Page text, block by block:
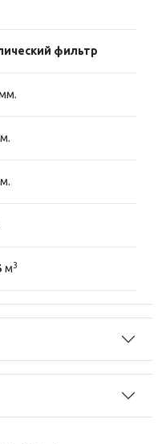
фильтр
м3